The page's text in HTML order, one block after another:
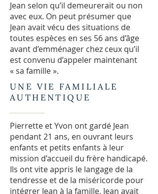
Jean selon qu’il demeurerait ou non
avec eux. On peut présumer que
Jean avait vécu des situations de
toutes espèces en ses 56 ans d’âge
avant d’emménager chez ceux qu’il
est convenu d’appeler maintenant
« sa famille ».
UNE VIE FAMILIALE
AUTHENTIQUE
Pierrette et Yvon ont gardé Jean
pendant 21 ans, en ouvrant leurs
enfants et petits enfants à leur
mission d’accueil du frère handicapé.
Ils ont vite appris le langage de la
tendresse et de la miséricorde pour
intégrer Jean à la famille. Jean avait